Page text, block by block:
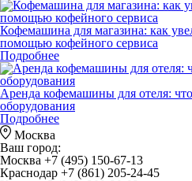
Кофемашина для магазина: как
помощью кофейного сервиса
Подробнее
Аренда кофемашины для отеля:
оборудования
Подробнее
Москва
Ваш город:
Москва +7 (495) 150-67-13
Краснодар +7 (861) 205-24-45